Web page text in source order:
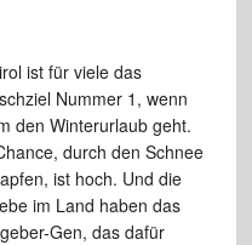
ist für viele das
Nummer 1, wenn
den Winterurlaub geht.
durch den Schnee
ist hoch. Und die
im Land haben das
Gen, das dafür